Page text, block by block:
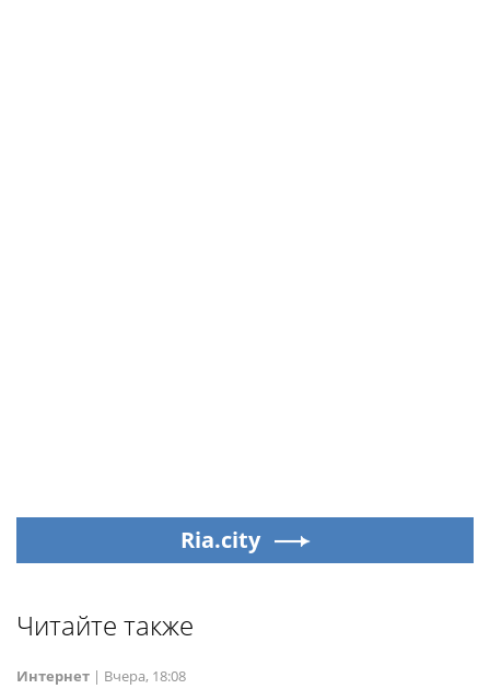
Ria.city
Читайте также
Интернет | Вчера, 18:08